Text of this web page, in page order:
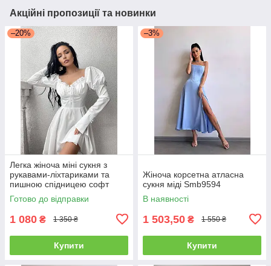
Акційні пропозиції та новинки
–20%
Легка жіноча міні сукня з
рукавами-ліхтариками та
пишною спідницею софт
Sms8406
Готово до відправки
1 080 ₴ 1 350 ₴
Купити
–3%
Жіноча корсетна атласна
сукня міді Smb9594
В наявності
1 503,50 ₴ 1 550 ₴
Купити